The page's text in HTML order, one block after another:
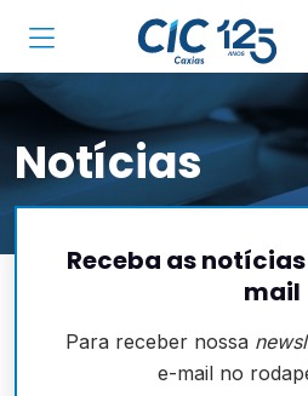
Institucional
Associadas
Soluções
Locações
RA CIC Caxias
Notícias
Receba as
mail
Para receber nossa
e-mail no